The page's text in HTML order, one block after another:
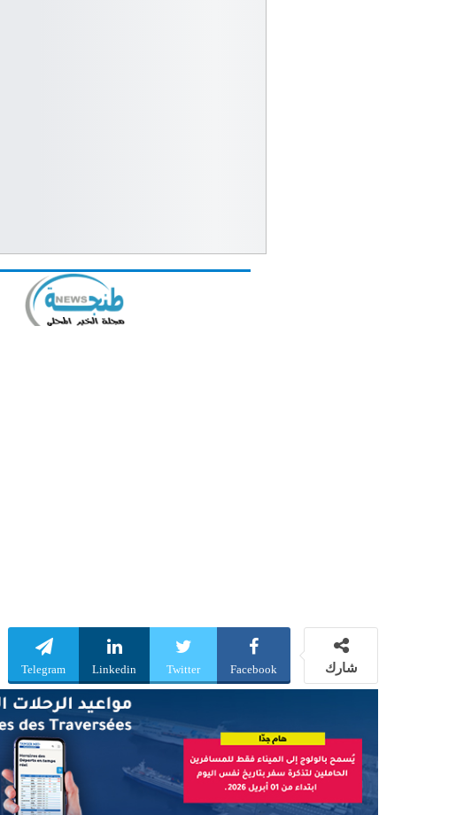
شارك Facebook
Twitter
Linkedin
Telegram